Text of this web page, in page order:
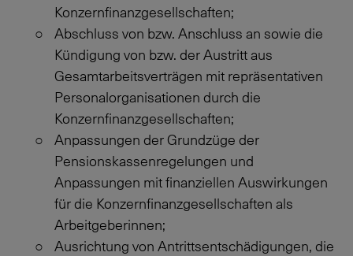
Konzernfinanzgesellschaften;
Abschluss von bzw. Anschluss an sowie die
Kündigung von bzw. der Austritt aus
Gesamtarbeitsverträgen mit repräsentativen
Personalorganisationen durch die
Konzernfinanzgesellschaften;
Anpassungen der Grundzüge der
Pensionskassenregelungen und
Anpassungen mit finanziellen Auswirkungen
für die Konzernfinanzgesellschaften als
Arbeitgeberinnen;
Ausrichtung von Antrittsentschädigungen, die